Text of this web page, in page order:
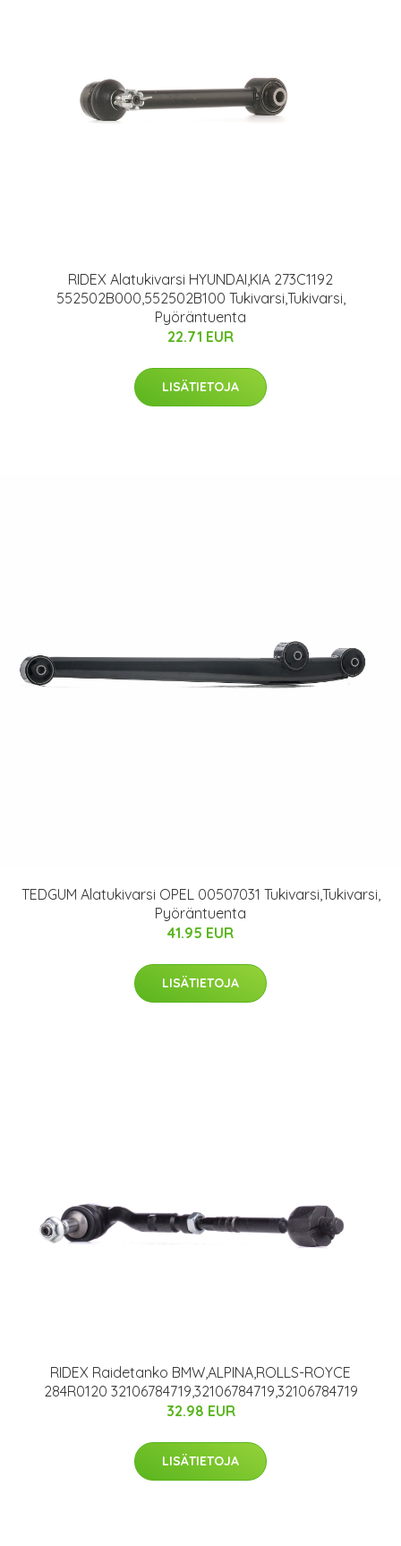
RIDEX Alatukivarsi HYUNDAI,KIA 273C1192
552502B000,552502B100 Tukivarsi,Tukivarsi,
Pyöräntuenta
22.71 EUR
LISÄTIETOJA
TEDGUM Alatukivarsi OPEL 00507031 Tukivarsi,Tukivarsi,
Pyöräntuenta
41.95 EUR
LISÄTIETOJA
RIDEX Raidetanko BMW,ALPINA,ROLLS-ROYCE
284R0120 32106784719,32106784719,32106784719
32.98 EUR
LISÄTIETOJA